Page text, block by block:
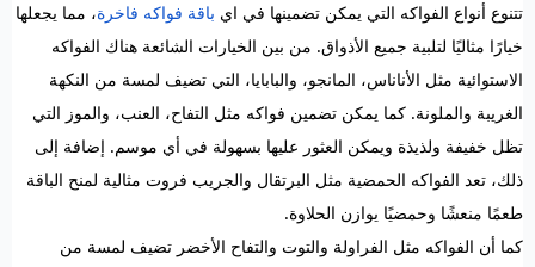
تتنوع أنواع الفواكه التي يمكن تضمينها في اي باقة فواكه فاخرة، مما يجعلها
خيارًا مثاليًا لتلبية جميع الأذواق. من بين الخيارات الشائعة هناك الفواكه
الاستوائية مثل الأناناس، المانجو، والبابايا، التي تضيف لمسة من النكهة
الغريبة والملونة. كما يمكن تضمين فواكه مثل التفاح، العنب، والموز التي
تظل خفيفة ولذيذة ويمكن العثور عليها بسهولة في أي موسم. إضافة إلى
ذلك، تعد الفواكه الحمضية مثل البرتقال والجريب فروت مثالية لمنح الباقة
طعمًا منعشًا وحمضيًا يوازن الحلاوة.
كما أن الفواكه مثل الفراولة والتوت والتفاح الأخضر تضيف لمسة من